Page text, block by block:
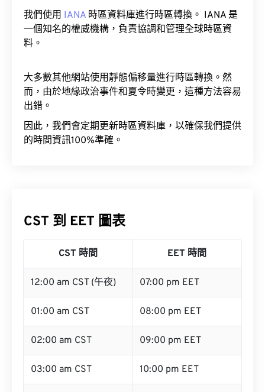
我們使用 IANA 時區資料庫進行時區轉換。 IANA 是
一個知名的權威機構，負責協調和管理全球時區資
料。
大多數其他網站使用靜態偏移量進行時區轉換。然
而，由於地緣政治事件和夏令時變更，這種方法容易
出錯。
因此，我們會定期更新時區資料庫，以確保我們提供
的時間資訊100%準確。
CST 到 EET 圖表
CST 時間 EET 時間
12:00 am CST (午夜) 07:00 pm EET
01:00 am CST 08:00 pm EET
02:00 am CST 09:00 pm EET
03:00 am CST 10:00 pm EET